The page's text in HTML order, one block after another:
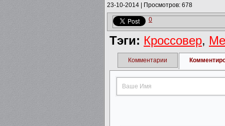
23-10-2014 Просмотров: 678
0
Тэги: Кроссовер,
Комментарии